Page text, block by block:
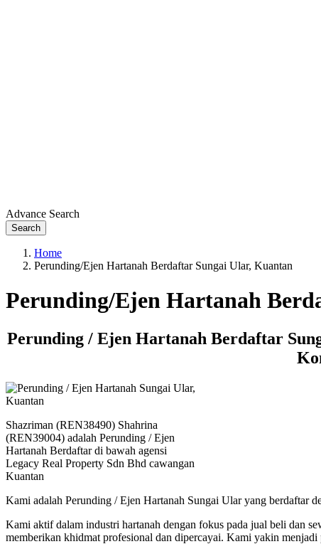
Advance Search
Search
Home
Perunding/Ejen Hartanah Berdaftar Sungai Ular, Kuantan
Perunding/Ejen Hartanah
Perunding / Ejen Hartanah Berdaftar
Shazriman (REN38490) Shahrina
(REN39004) adalah Perunding / Ejen
Hartanah Berdaftar di bawah agensi
Legacy Real Property Sdn Bhd cawangan
Kuantan
Kami adalah Perunding / Ejen Hartanah Sungai Ular yang berdaftar
Kami aktif dalam industri hartanah dengan fokus pada jual beli dan
memberikan khidmat profesional dan dipercayai. Kami yakin